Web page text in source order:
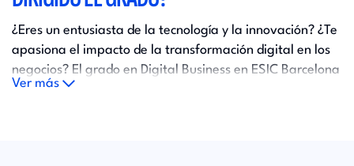
¿Eres un entusiasta de la tecnología y la innovación? ¿Te
apasiona el impacto de la transformación digital en los
negocios? El grado en Digital Business en ESIC Barcelona
está diseñado para los jóvenes con mente curiosa y
Ver más